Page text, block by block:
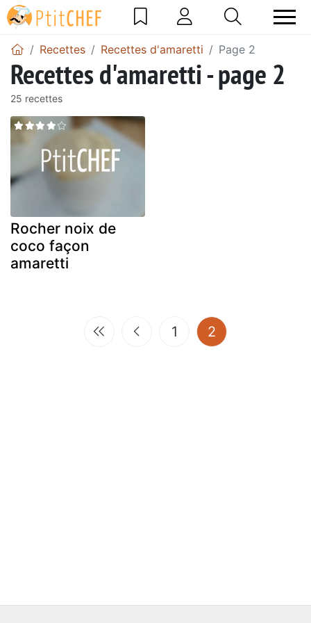
Recettes Recettes d'amaretti Page 2
Recettes d'amaretti - page 2
25 recettes
Rocher noix de
coco façon
amaretti
1 2 (current)